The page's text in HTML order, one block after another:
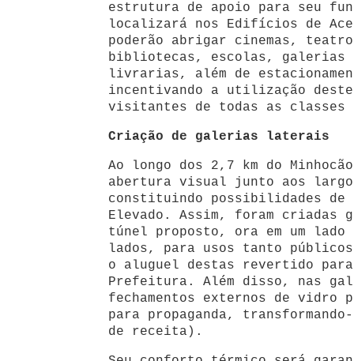
estrutura de apoio para seu
localizará nos Edifícios de
poderão abrigar cinemas,
bibliotecas, escolas, galerias
livrarias, além de
incentivando a utilização deste
visitantes de todas as
Criação de galerias laterais
Ao longo dos 2,7 km do
abertura visual junto aos
constituindo possibilidades de
Elevado. Assim, foram criadas
túnel proposto, ora em um
lados, para usos tanto públicos
o aluguel destas revertido
Prefeitura. Além disso, nas
fechamentos externos de vidro
para propaganda,
de receita).